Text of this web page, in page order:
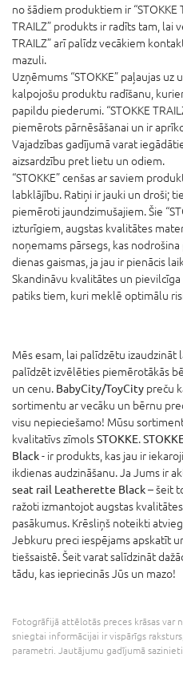
no šādiem produktiem ir “STOKKE
TRAILZ” produkts ir radīts tam, lai
TRAILZ” arī palīdz vecākiem
mazuli.
Uzņēmums “STOKKE” paļaujas
kalpojošu produktu radīšanu,
papildu piederumi. “STOKKE
piemērots pārnēsāšanai un ir
Vajadzības gadījumā varat
aizsardzību pret lietu un odiem.
“STOKKE” cenšas ar saviem
labklājību. Ratiņi ir jauki un droši;
piemēroti jaundzimušajiem. Šie
izturīgiem, augstas kvalitātes
noņemams pārsegs, kas
dienas gaismas, ja jau ir pienācis
Skandināvu kvalitātes un pievilcīga
patiks tiem, kuri meklē optimālu
Mēs esam, lai palīdzētu
palīdzēt izvēlēties piemērotākās
un cenu. BabyCity/ToyCity preču
sortimentu ar vecāku un bērnu
visu nepieciešamo! Mūsu
kvalitatīvs zīmolsSTOKKE.
Black- ir produkts, kas jau ir
ikdienas audzināšanu. Ja Jums ir
seat rail Leatherette Black– šeit
ražoti izmantojot augstas
pasākumus. Krēsliņš noteikti
Jebkuru preci iespējams apskatīt
tiešsaistē. Šeit varat salīdzināt
tādu, kas iepriecinās Jūs un mazo!
Fotogrāfijā attēlotās preces krāsas var
sniegtai informācijai ir vispārīgs
parametri. Jautājumu gadījumā